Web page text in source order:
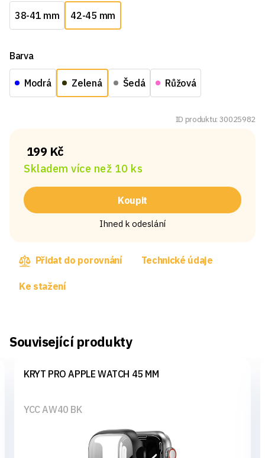
38-41 mm 42-45 mm
Barva
Modrá Zelená Šedá Růžová
ID produktu: 30025982
199 Kč
Skladem více než 10 ks
Koupit
Ihned k odeslání
Přidat do porovnání Technické údaje
Ke stažení
Související produkty
KRYT PRO APPLE WATCH 45 MM
YCC AW40 BK